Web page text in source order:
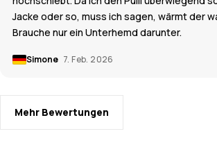
Jacke oder so, muss ich sagen, wärmt der
Brauche nur ein Unterhemd darunter.
Simone 7. Feb. 2026
Mehr Bewertungen